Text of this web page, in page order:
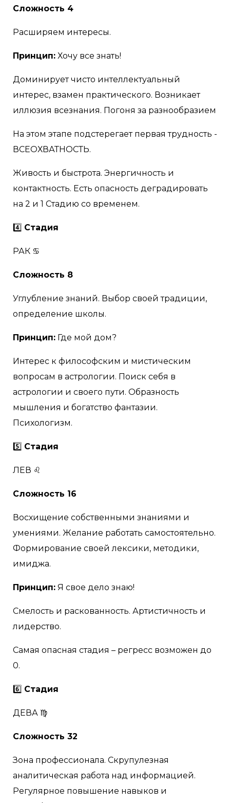
Сложность 4
Расширяем интересы.
Принцип: Хочу все знать!
Доминирует чисто интеллектуальный
интерес, взамен практического. Возникает
иллюзия всезнания. Погоня за разнообразием
На этом этапе подстерегает первая трудность -
ВСЕОХВАТНОСТЬ.
Живость и быстрота. Энергичность и
контактность. Есть опасность деградировать
на 2 и 1 Стадию со временем.
4️⃣ Стадия
РАК ♋
Сложность 8
Углубление знаний. Выбор своей традиции,
определение школы.
Принцип: Где мой дом?
Интерес к философским и мистическим
вопросам в астрологии. Поиск себя в
астрологии и своего пути. Образность
мышления и богатство фантазии.
Психологизм.
5️⃣ Стадия
ЛЕВ ♌
Сложность 16
Восхищение собственными знаниями и
умениями. Желание работать самостоятельно.
Формирование своей лексики, методики,
имиджа.
Принцип: Я свое дело знаю!
Смелость и раскованность. Артистичность и
лидерство.
Самая опасная стадия – регресс возможен до
0.
6️⃣ Стадия
ДЕВА ♍
Сложность 32
Зона профессионала. Скрупулезная
аналитическая работа над информацией.
Регулярное повышение навыков и